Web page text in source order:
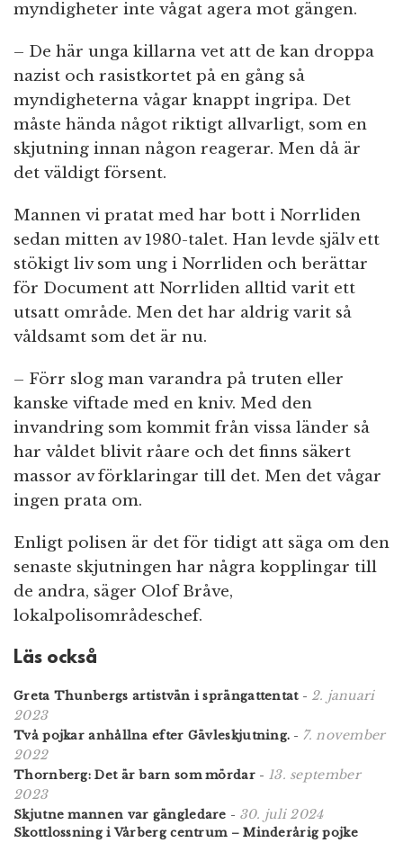
myndigheter inte vågat agera mot gängen.
– De här unga killarna vet att de kan droppa
nazist och rasistkortet på en gång så
myndigheterna vågar knappt ingripa. Det
måste hända något riktigt allvarligt, som en
skjutning innan någon reagerar. Men då är
det väldigt försent.
Mannen vi pratat med har bott i Norrliden
sedan mitten av 1980-talet. Han levde själv ett
stökigt liv som ung i Norrliden och berättar
för Document att Norrliden alltid varit ett
utsatt område. Men det har aldrig varit så
våldsamt som det är nu.
– Förr slog man varandra på truten eller
kanske viftade med en kniv. Med den
invandring som kommit från vissa länder så
har våldet blivit råare och det finns säkert
massor av förklaringar till det. Men det vågar
ingen prata om.
Enligt polisen är det för tidigt att säga om den
senaste skjutningen har några kopplingar till
de andra, säger Olof Bråve,
lokalpolisområdeschef.
Läs också
Greta Thunbergs artistvän i sprängattentat- 2. januari
2023
Två pojkar anhållna efter Gävleskjutning. - 7. november
2022
Thornberg: Det är barn som mördar- 13. september
2023
Skjutne mannen var gängledare - 30. juli 2024
Skottlossning i Vårberg centrum – Minderårig pojke